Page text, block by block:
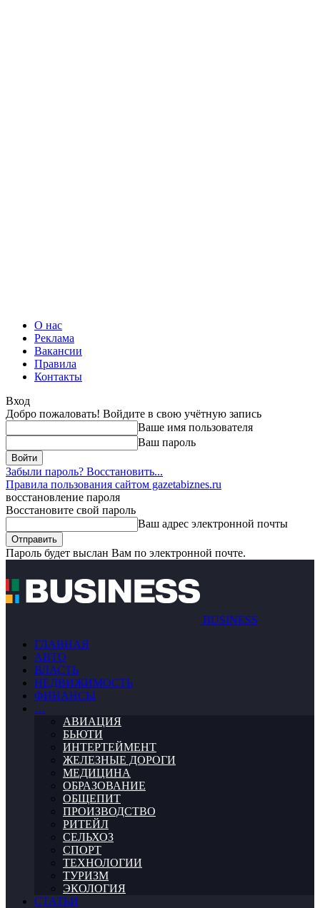
О нас
Реклама
Вакансии
Правила
Контакты
Вход
Добро пожаловать! Войдите в свою учётную запись
Ваше имя пользователя
Ваш пароль
Забыли пароль? Восстановить...
Правила пользования сайтом gazetabiznes.ru
восстановление пароля
Восстановите свой пароль
Ваш адрес электронной почты
Пароль будет выслан Вам по электронной почте.
BUSINESS
ГЛАВНАЯ
АВТО
ВЛАСТЬ
НЕДВИЖИМОСТЬ
ФИНАНСЫ
…
АВИАЦИЯ
БЬЮТИ
ИНТЕРТЕЙМЕНТ
ЖЕЛЕЗНЫЕ ДОРОГИ
МЕДИЦИНА
ОБРАЗОВАНИЕ
ОБЩЕПИТ
ПРОИЗВОДСТВО
РИТЕЙЛ
СЕЛЬХОЗ
СПОРТ
ТЕХНОЛОГИИ
ТУРИЗМ
ЭКОЛОГИЯ
СТАТЬИ